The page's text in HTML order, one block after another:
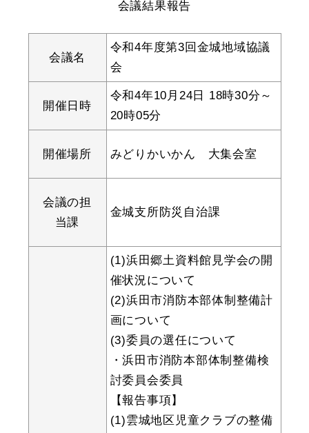
産業・ビジネス
教育・文化・スポーツ
移住・定住
観光・飲食
場面から探す
妊娠・出産
会議結果報告
会議名
令和4年度第3回金城地域協議
会
開催日時
令和4年10月24日 18時30分～
20時05分
開催場所 みどりかいかん 大集会室
会議の担
当課
金城支所防災自治課
(1)浜田郷土資料館見学会の開
催状況について
(2)浜田市消防本部体制整備計
画について
(3)委員の選任について
・浜田市消防本部体制整備検
討委員会委員
【報告事項】
(1)雲城地区児童クラブの整備